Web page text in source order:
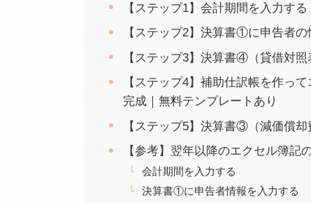
【ステップ1】会計期間を入力する
【ステップ2】決算書①に申告者
【ステップ3】決算書④（貸借対
【ステップ4】補助仕訳帳を作
完成｜無料テンプレートあり
【ステップ5】決算書③（減価償
【参考】翌年以降のエクセル簿記
会計期間を入力する
決算書①に申告者情報を入力する